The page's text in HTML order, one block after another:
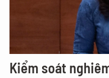
Kiểm soát